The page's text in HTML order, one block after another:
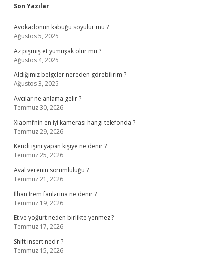
Sidebar
Son Yazılar
Avokadonun kabuğu soyulur mu ?
Ağustos 5, 2026
Az pişmiş et yumuşak olur mu ?
Ağustos 4, 2026
Aldığımız belgeler nereden görebilirim ?
Ağustos 3, 2026
Avcılar ne anlama gelir ?
Temmuz 30, 2026
Xiaomi’nin en iyi kamerası hangi telefonda ?
Temmuz 29, 2026
Kendi işini yapan kişiye ne denir ?
Temmuz 25, 2026
Aval verenin sorumluluğu ?
Temmuz 21, 2026
İlhan İrem fanlarına ne denir ?
Temmuz 19, 2026
Et ve yoğurt neden birlikte yenmez ?
Temmuz 17, 2026
Shift insert nedir ?
Temmuz 15, 2026